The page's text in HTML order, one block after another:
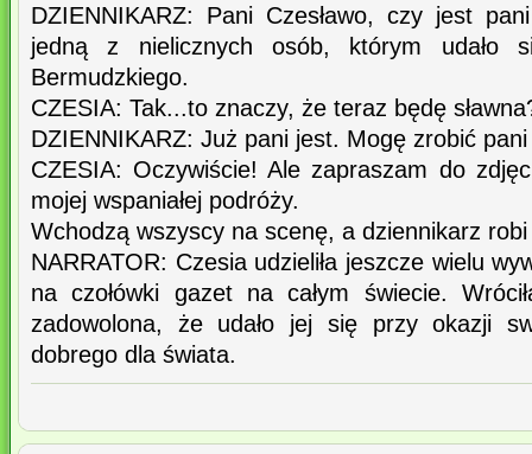
DZIENNIKARZ: Pani Czesławo, czy jest
jedną z nielicznych osób, którym udało
Bermudzkiego.
CZESIA: Tak...to znaczy, że teraz będę
DZIENNIKARZ: Już pani jest. Mogę zrobić
CZESIA: Oczywiście! Ale zapraszam do
mojej wspaniałej podróży.
Wchodzą wszyscy na scenę, a dziennikarz
NARRATOR: Czesia udzieliła jeszcze wielu
na czołówki gazet na całym świecie.
zadowolona, że udało jej się przy okazji
dobrego dla świata.